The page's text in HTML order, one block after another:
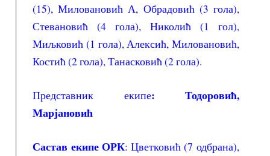
(15), Миловановић А, Обрадовић (3 гола),
Стевановић (4 гола), Николић (1 гол),
Миљковић (1 гола), Алексић, Миловановић,
Костић (2 гола), Танасковић (2 гола).
Представник екипе: Тодоровић,
Марјановић
Састав екипе ОРК: Цветковић (7 одбрана),